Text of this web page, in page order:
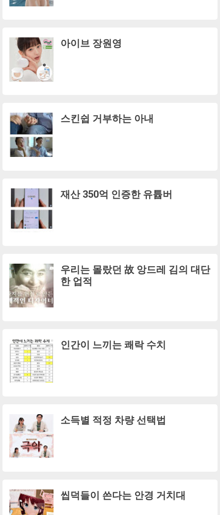
아이브 장원영
스킨쉽 거부하는 아내
재산 350억 인증한 유튭버
우리는 몰랐던 故 앙드레 김의 대단
한 업적
인간이 느끼는 쾌락 수치
소득별 적정 차량 선택법
씹덕들이 쓴다는 안경 거치대